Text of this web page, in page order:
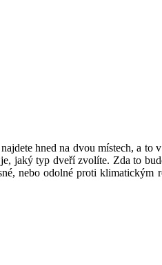
hned na dvou místech, a to
jaký typ dveří zvolíte. Zda to
nebo odolné proti